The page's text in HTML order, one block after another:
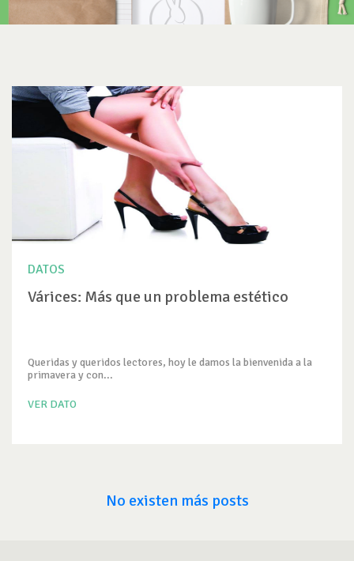
DATOS
Várices: Más que un problema estético
Queridas y queridos lectores, hoy le damos la bienvenida a la
primavera y con...
VER DATO
No existen más posts